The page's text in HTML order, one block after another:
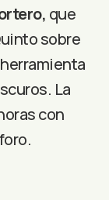
que
sobre
La
con